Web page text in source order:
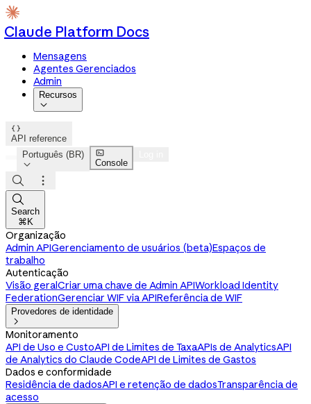
Claude Platform Docs
Mensagens
Agentes Gerenciados
Admin
Recursos


API reference
Português (BR)


Console



Search
⌘K
Organização
Admin APIGerenciamento de usuários (beta)Espaços de
trabalho
Autenticação
Visão geralCriar uma chave de Admin APIWorkload Identity
FederationGerenciar WIF via APIReferência de WIF
Provedores de identidade

Monitoramento
API de Uso e CustoAPI de Limites de TaxaAPIs de AnalyticsAPI
de Analytics do Claude CodeAPI de Limites de Gastos
Dados e conformidade
Residência de dadosAPI e retenção de dadosTransparência de
acesso